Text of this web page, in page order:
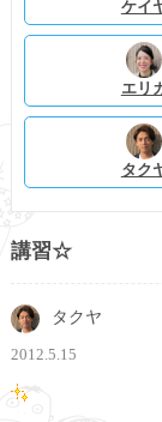
ケイ
エリ
タク
講習☆
タクヤ
2012.5.15